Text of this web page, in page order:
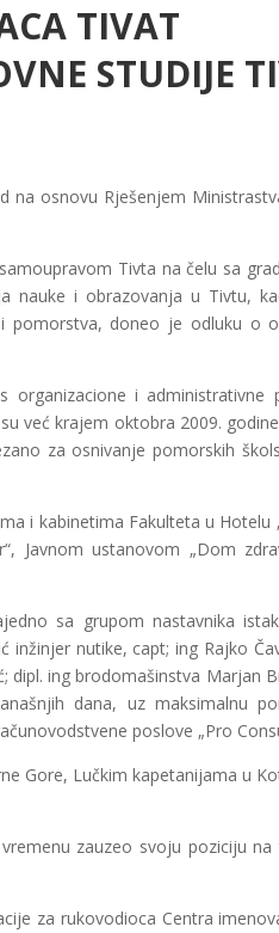
TIVAT
STUDIJE
na osnovu Rješenjem
Tivta na čelu sa
nauke i obrazovanja u Tivtu,
doneo je odluku o
organizacione i administrativne
već krajem oktobra 2009.
za osnivanje pomorskih
i kabinetima Fakulteta u Hotelu
Javnom ustanovom „Dom
sa grupom nastavnika
nutike, capt; ing Rajko
ing brodomašinstva Marjan
dana, uz maksimalnu
poslove „Pro
Gore, Lučkim kapetanijama u
zauzeo svoju poziciju
za rukovodioca Centra